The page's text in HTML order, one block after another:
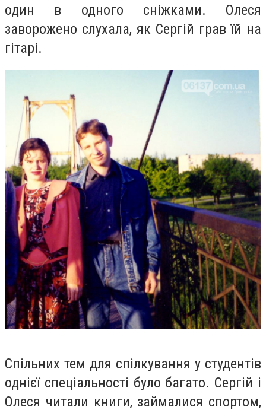
один в одного сніжками. Олеся
заворожено слухала, як Сергій грав їй на
гітарі.
Спільних тем для спілкування у студентів
однієї спеціальності було багато. Сергій і
Олеся читали книги, займалися спортом,